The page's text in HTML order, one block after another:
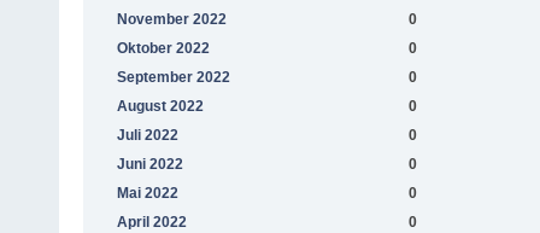
November 2022
0
Oktober 2022
0
September 2022
0
August 2022
0
Juli 2022
0
Juni 2022
0
Mai 2022
0
April 2022
0